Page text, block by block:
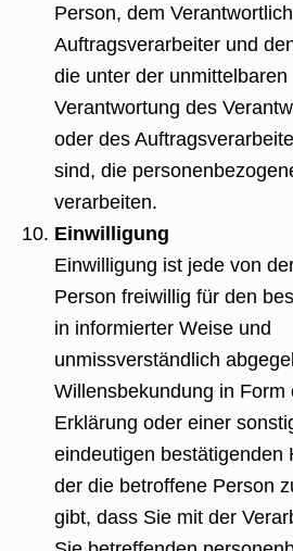
Person, dem
Auftragsverarbeiter und
die unter der unmittelbaren
Verantwortung des
oder des
sind, die
verarbeiten.
Einwilligung
Einwilligung ist jede von
Person freiwillig für den
in informierter Weise und
unmissverständlich
Willensbekundung in Form
Erklärung oder einer
eindeutigen bestätigenden
der die betroffene Person
gibt, dass Sie mit der